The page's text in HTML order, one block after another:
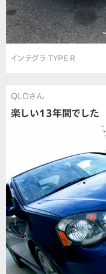
インテグラ TYPE R
QLOさん
楽しい13年間でした